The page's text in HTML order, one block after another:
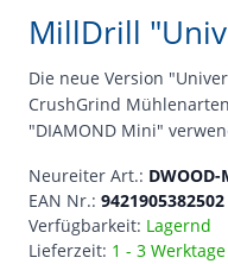
MillDrill
Die neue Version
CrushGrind
"DIAMOND Mini"
Neureiter Art.: DWOOD-
EAN Nr.: 9421905382502
Verfügbarkeit: Lagernd
Lieferzeit: 1 - 3 Werktage